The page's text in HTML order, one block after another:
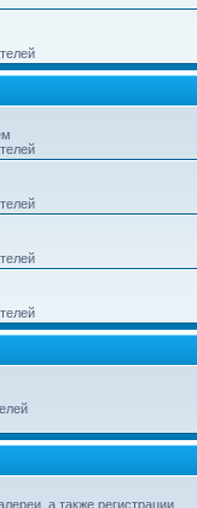
а также регистрации